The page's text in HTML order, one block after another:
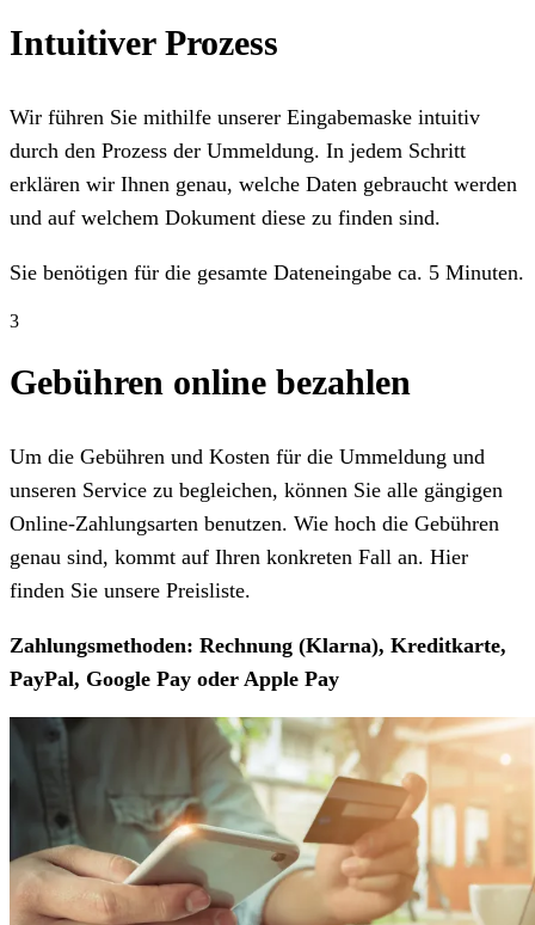
Intuitiver Prozess
Wir führen Sie mithilfe unserer Eingabemaske intuitiv
durch den Prozess der Ummeldung. In jedem Schritt
erklären wir Ihnen genau, welche Daten gebraucht werden
und auf welchem Dokument diese zu finden sind.
Sie benötigen für die gesamte Dateneingabe ca. 5 Minuten.
3
Gebühren online bezahlen
Um die Gebühren und Kosten für die Ummeldung und
unseren Service zu begleichen, können Sie alle gängigen
Online-Zahlungsarten benutzen. Wie hoch die Gebühren
genau sind, kommt auf Ihren konkreten Fall an. Hier
finden Sie unsere Preisliste.
Zahlungsmethoden: Rechnung (Klarna), Kreditkarte,
PayPal, Google Pay oder Apple Pay